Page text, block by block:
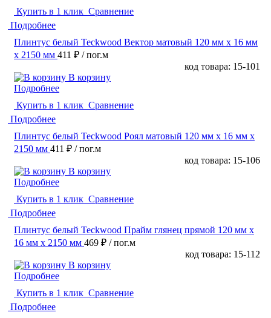
Купить в 1 клик Сравнение
Подробнее
Плинтус белый Teckwood Вектор матовый 120 мм х 16 мм
х 2150 мм 411 ₽ / пог.м
код товара: 15-101
В корзину
Подробнее
Купить в 1 клик Сравнение
Подробнее
Плинтус белый Teckwood Роял матовый 120 мм х 16 мм х
2150 мм 411 ₽ / пог.м
код товара: 15-106
В корзину
Подробнее
Купить в 1 клик Сравнение
Подробнее
Плинтус белый Teckwood Прайм глянец прямой 120 мм х
16 мм х 2150 мм 469 ₽ / пог.м
код товара: 15-112
В корзину
Подробнее
Купить в 1 клик Сравнение
Подробнее